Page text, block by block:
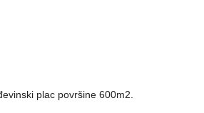
plac površine 600m2.